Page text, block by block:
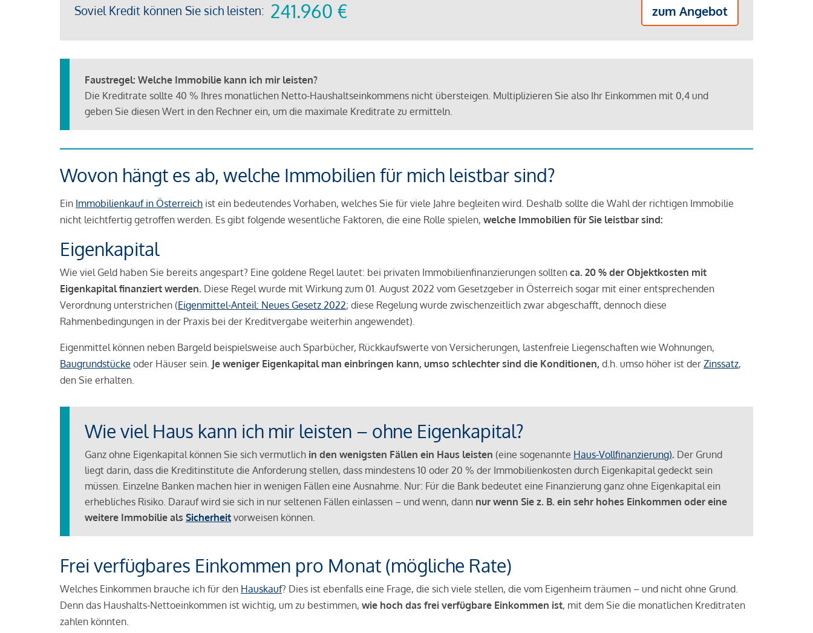
Soviel Kredit können Sie sich leisten: 241.960 € zum Angebot
Faustregel: Welche Immobilie kann ich mir leisten?
Die Kreditrate sollte 40 % Ihres monatlichen Netto-Haushaltseinkommens nicht übersteigen. Multiplizieren Sie also Ihr Einkommen mit 0,4 und
geben Sie diesen Wert in den Rechner ein, um die maximale Kreditrate zu ermitteln.
Wovon hängt es ab, welche Immobilien für mich leistbar sind?
Ein Immobilienkauf in Österreich ist ein bedeutendes Vorhaben, welches Sie für viele Jahre begleiten wird. Deshalb sollte die Wahl der richtigen Immobilie
nicht leichtfertig getroffen werden. Es gibt folgende wesentliche Faktoren, die eine Rolle spielen, welche Immobilien für Sie leistbar sind:
Eigenkapital
Wie viel Geld haben Sie bereits angespart? Eine goldene Regel lautet: bei privaten Immobilienfinanzierungen sollten ca. 20 % der Objektkosten mit
Eigenkapital finanziert werden. Diese Regel wurde mit Wirkung zum 01. August 2022 vom Gesetzgeber in Österreich sogar mit einer entsprechenden
Verordnung unterstrichen (Eigenmittel-Anteil: Neues Gesetz 2022; diese Regelung wurde zwischenzeitlich zwar abgeschafft, dennoch diese
Rahmenbedingungen in der Praxis bei der Kreditvergabe weiterhin angewendet).
Eigenmittel können neben Bargeld beispielsweise auch Sparbücher, Rückkaufswerte von Versicherungen, lastenfreie Liegenschaften wie Wohnungen,
Baugrundstücke oder Häuser sein. Je weniger Eigenkapital man einbringen kann, umso schlechter sind die Konditionen, d.h. umso höher ist der Zinssatz,
den Sie erhalten.
Wie viel Haus kann ich mir leisten – ohne Eigenkapital?
Ganz ohne Eigenkapital können Sie sich vermutlich in den wenigsten Fällen ein Haus leisten (eine sogenannte Haus-Vollfinanzierung). Der Grund
liegt darin, dass die Kreditinstitute die Anforderung stellen, dass mindestens 10 oder 20 % der Immobilienkosten durch Eigenkapital gedeckt sein
müssen. Einzelne Banken machen hier in wenigen Fällen eine Ausnahme. Nur: Für die Bank bedeutet eine Finanzierung ganz ohne Eigenkapital ein
erhebliches Risiko. Darauf wird sie sich in nur seltenen Fällen einlassen – und wenn, dann nur wenn Sie z. B. ein sehr hohes Einkommen oder eine
weitere Immobilie als Sicherheit vorweisen können.
Frei verfügbares Einkommen pro Monat (mögliche Rate)
Welches Einkommen brauche ich für den Hauskauf? Dies ist ebenfalls eine Frage, die sich viele stellen, die vom Eigenheim träumen – und nicht ohne Grund.
Denn das Haushalts-Nettoeinkommen ist wichtig, um zu bestimmen, wie hoch das frei verfügbare Einkommen ist, mit dem Sie die monatlichen Kreditraten
zahlen könnten.